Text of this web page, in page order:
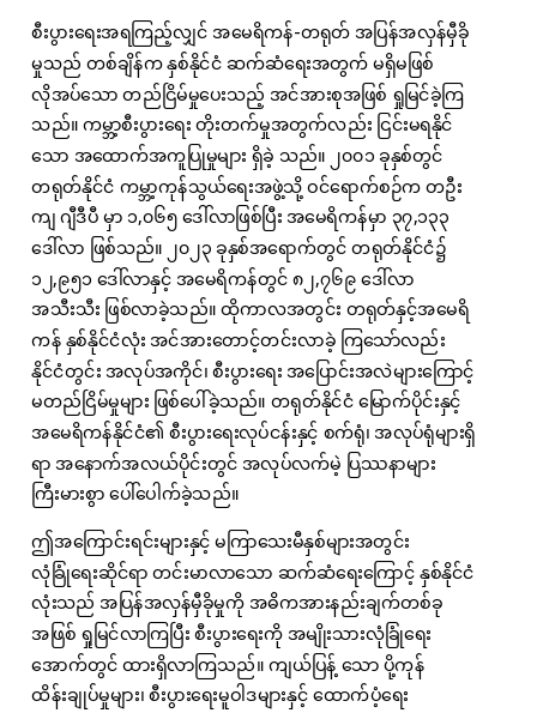
စီးပွားရေးအရကြည့်လျှင် အမေရိကန်-တရုတ် အပြန်အလှန်မှီခို
မှုသည် တစ်ချိန်က နှစ်နိုင်ငံ ဆက်ဆံရေးအတွက် မရှိမဖြစ်
လိုအပ်သော တည်ငြိမ်မှုပေးသည့် အင်အားစုအဖြစ် ရှုမြင်ခဲ့ကြ
သည်။ ကမ္ဘာ့စီးပွားရေး တိုးတက်မှုအတွက်လည်း ငြင်းမရနိုင်
သော အထောက်အကူပြုမှုများ ရှိခဲ့ သည်။ ၂၀၀၁ ခုနှစ်တွင်
တရုတ်နိုင်ငံ ကမ္ဘာ့ကုန်သွယ်ရေးအဖွဲ့သို့ ဝင်ရောက်စဉ်က တဦး
ကျ ဂျီဒီပီ မှာ ၁,၀၆၅ ဒေါ်လာဖြစ်ပြီး အမေရိကန်မှာ ၃၇,၁၃၃
ဒေါ်လာ ဖြစ်သည်။ ၂၀၂၃ ခုနှစ်အရောက်တွင် တရုတ်နိုင်ငံ၌
၁၂,၉၅၁ ဒေါ်လာနှင့် အမေရိကန်တွင် ၈၂,၇၆၉ ဒေါ်လာ
အသီးသီး ဖြစ်လာခဲ့သည်။ ထိုကာလအတွင်း တရုတ်နှင့်အမေရိ
ကန် နှစ်နိုင်ငံလုံး အင်အားတောင့်တင်းလာခဲ့ ကြသော်လည်း
နိုင်ငံတွင်း အလုပ်အကိုင်၊ စီးပွားရေး အပြောင်းအလဲများကြောင့်
မတည်ငြိမ်မှုများ ဖြစ်ပေါ်ခဲ့သည်။ တရုတ်နိုင်ငံ မြောက်ပိုင်းနှင့်
အမေရိကန်နိုင်ငံ၏ စီးပွားရေးလုပ်ငန်းနှင့် စက်ရုံ၊ အလုပ်ရုံများရှိ
ရာ အနောက်အလယ်ပိုင်းတွင် အလုပ်လက်မဲ့ ပြဿနာများ
ကြီးမားစွာ ပေါ်ပေါက်ခဲ့သည်။
ဤအကြောင်းရင်းများနှင့် မကြာသေးမီနှစ်များအတွင်း
လုံခြုံရေးဆိုင်ရာ တင်းမာလာသော ဆက်ဆံရေးကြောင့် နှစ်နိုင်ငံ
လုံးသည် အပြန်အလှန်မှီခိုမှုကို အဓိကအားနည်းချက်တစ်ခု
အဖြစ် ရှုမြင်လာကြပြီး စီးပွားရေးကို အမျိုးသားလုံခြုံရေး
အောက်တွင် ထားရှိလာကြသည်။ ကျယ်ပြန့် သော ပို့ကုန်
ထိန်းချုပ်မှုများ၊ စီးပွားရေးမူဝါဒများနှင့် ထောက်ပံ့ရေး